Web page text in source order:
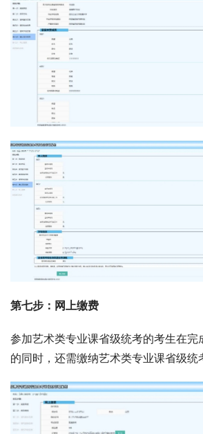
第七步：网上缴费
参加艺术类专业课省级统考的考生在完
的同时，还需缴纳艺术类专业课省级统